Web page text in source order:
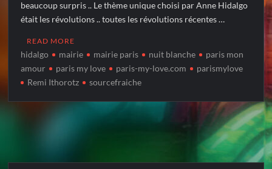
beaucoup surpris .. Le thème unique choisi par Anne Hidalgo
était les révolutions .. toutes les révolutions récentes …
READ MORE
hidalgo mairie mairie paris nuit blanche
paris mon
amour
paris my love paris-my-love.com
parismylove
Remi Ithorotz
sourcefraiche